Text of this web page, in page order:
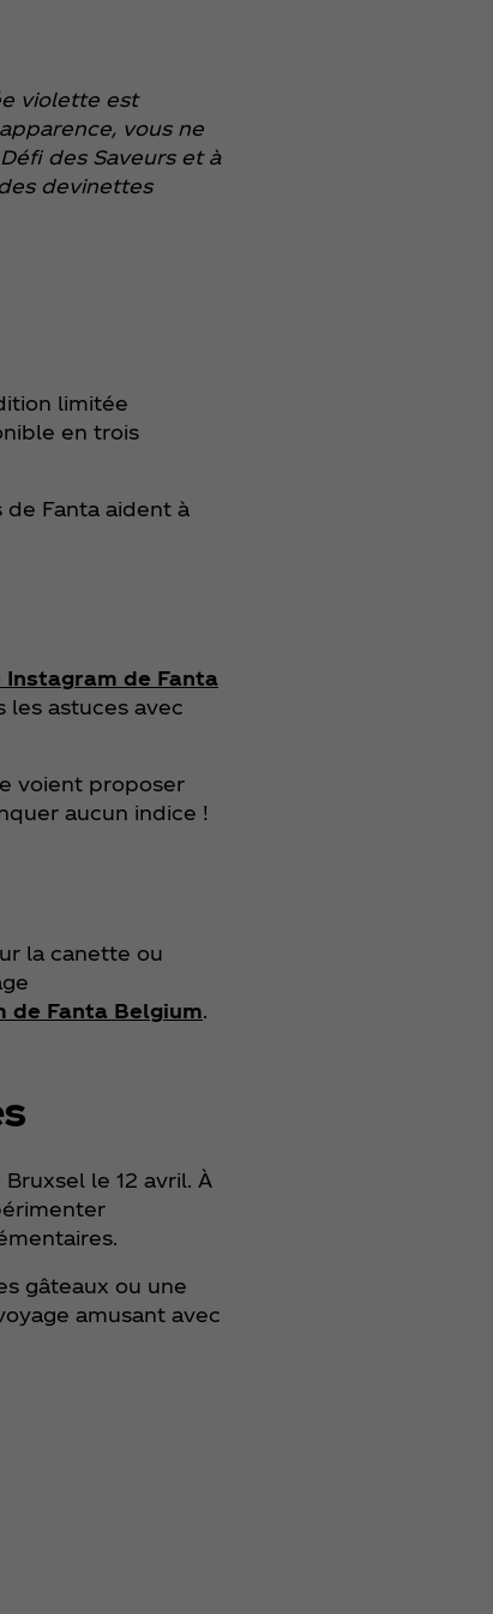
violette est
vous ne
des Saveurs et à
devinettes
limitée
en trois
Fanta aident à
Instagram de Fanta
les astuces avec
voient proposer
aucun indice !
la canette ou
de Fanta Belgium.
le 12 avril. À
gâteaux ou une
amusant avec